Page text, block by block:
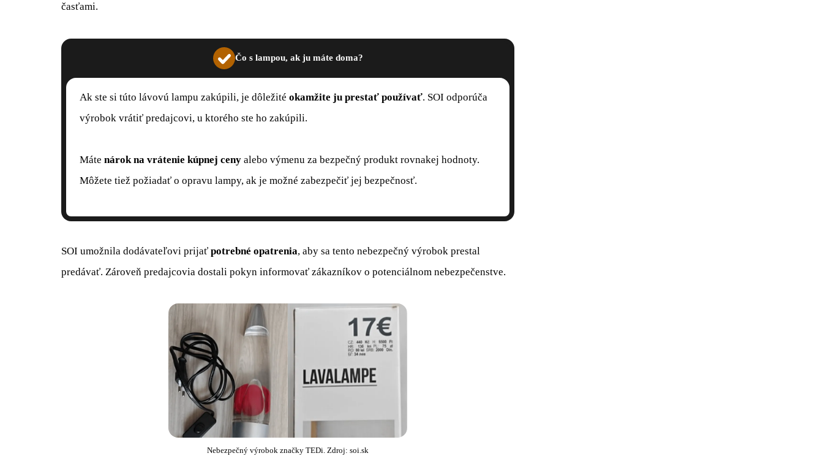
časťami.
Čo s lampou, ak ju máte doma?
Ak ste si túto lávovú lampu zakúpili, je dôležité okamžite ju prestať používať. SOI odporúča
výrobok vrátiť predajcovi, u ktorého ste ho zakúpili.
Máte nárok na vrátenie kúpnej ceny alebo výmenu za bezpečný produkt rovnakej hodnoty.
Môžete tiež požiadať o opravu lampy, ak je možné zabezpečiť jej bezpečnosť.
SOI umožnila dodávateľovi prijať potrebné opatrenia, aby sa tento nebezpečný výrobok prestal
predávať. Zároveň predajcovia dostali pokyn informovať zákazníkov o potenciálnom nebezpečenstve.
Nebezpečný výrobok značky TEDi. Zdroj: soi.sk